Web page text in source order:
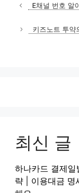
E채널 번호 알
키즈노트 투약
최신 글
하나카드 결제
략 | 이용대금 명